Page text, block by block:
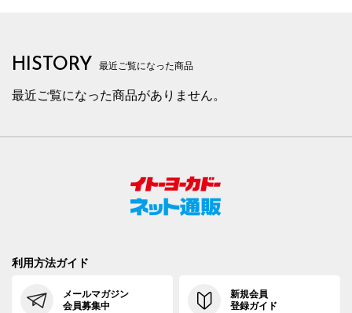
HISTORY 最近ご覧になった商品
最近ご覧になった商品がありません。
利用方法ガイド
メールマガジン
会員募集中
新規会員
登録ガイド